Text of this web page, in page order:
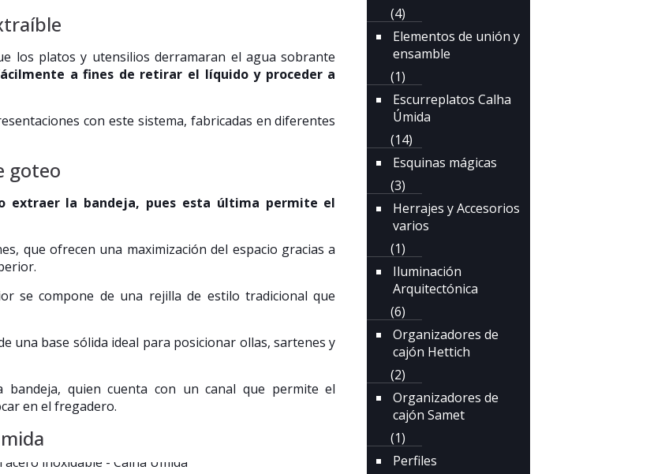
los platos y utensilios derramaran el agua sobrante
a fines de retirar el líquido y proceder a
con este sistema, fabricadas en diferentes
goteo
extraer la bandeja, pues esta última permite el
que ofrecen una maximización del espacio gracias a
se compone de una rejilla de estilo tradicional que
una base sólida ideal para posicionar ollas, sartenes y
quien cuenta con un canal que permite el
en el fregadero.
(4)
Elementos de unión y
ensamble
(1)
Escurreplatos Calha
Úmida
(14)
Esquinas mágicas
(3)
Herrajes y Accesorios
varios
(1)
Iluminación
Arquitectónica
(6)
Organizadores de
cajón Hettich
(2)
Organizadores de
cajón Samet
(1)
Perfiles